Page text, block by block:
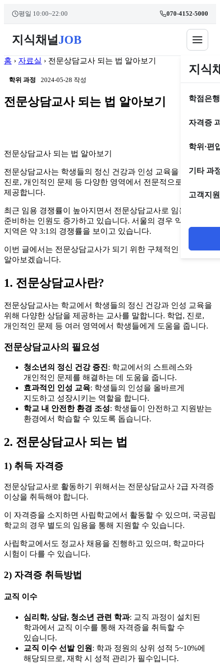
너
기
평일 10:00~22:00 070-4152-5000
지식채널 JOB
지식
학점은
자격증
학위·편
기타 과
고객지원
홈 › 자료실 › 전문상담교사 되는 법 알아보기
학위 과정 2024-05-28 작성
전문상담교사 되는 법 알아보기
전문상담교사 되는 법 알아보기
전문상담교사는 학생들의 정신 건강과 인성 교육을 위해 학업,
진로, 개인적인 문제 등 다양한 영역에서 전문적으로 상담을
제공합니다.
최근 임용 경쟁률이 높아지면서 전문상담교사로 임용을
준비하는 인원도 증가하고 있습니다. 서울의 경우 약 5:1, 그 외
지역은 약 3:1의 경쟁률을 보이고 있습니다.
이번 글에서는 전문상담교사가 되기 위한 구체적인 방법을
알아보겠습니다.
1. 전문상담교사란?
전문상담교사는 학교에서 학생들의 정신 건강과 인성 교육을
위해 다양한 상담을 제공하는 교사를 말합니다. 학업, 진로,
개인적인 문제 등 여러 영역에서 학생들에게 도움을 줍니다.
전문상담교사의 필요성
청소년의 정신 건강 증진: 학교에서의 스트레스와
개인적인 문제를 해결하는 데 도움을 줍니다.
효과적인 인성 교육: 학생들의 인성을 올바르게
지도하고 성장시키는 역할을 합니다.
학교 내 안전한 환경 조성: 학생들이 안전하고 지원받는
환경에서 학습할 수 있도록 돕습니다.
2. 전문상담교사 되는 법
1) 취득 자격증
전문상담교사로 활동하기 위해서는 전문상담교사 2급 자격증
이상을 취득해야 합니다.
이 자격증을 소지하면 사립학교에서 활동할 수 있으며, 국공립
학교의 경우 별도의 임용을 통해 지원할 수 있습니다.
사립학교에서도 정교사 채용을 진행하고 있으며, 학교마다
시험이 다를 수 있습니다.
2) 자격증 취득방법
교직 이수
심리학, 상담, 청소년 관련 학과: 교직 과정이 설치된
학과에서 교직 이수를 통해 자격증을 취득할 수
있습니다.
교직 이수 선발 인원 : 학과 정원의 상위 성적 5~10%에
해당되므로, 재학 시 성적 관리가 필수입니다.